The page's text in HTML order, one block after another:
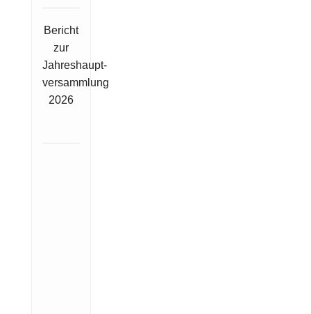
Bericht
zur
Jahreshaupt-
versammlung
2026